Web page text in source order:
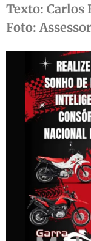
Texto: Carlos
Foto: